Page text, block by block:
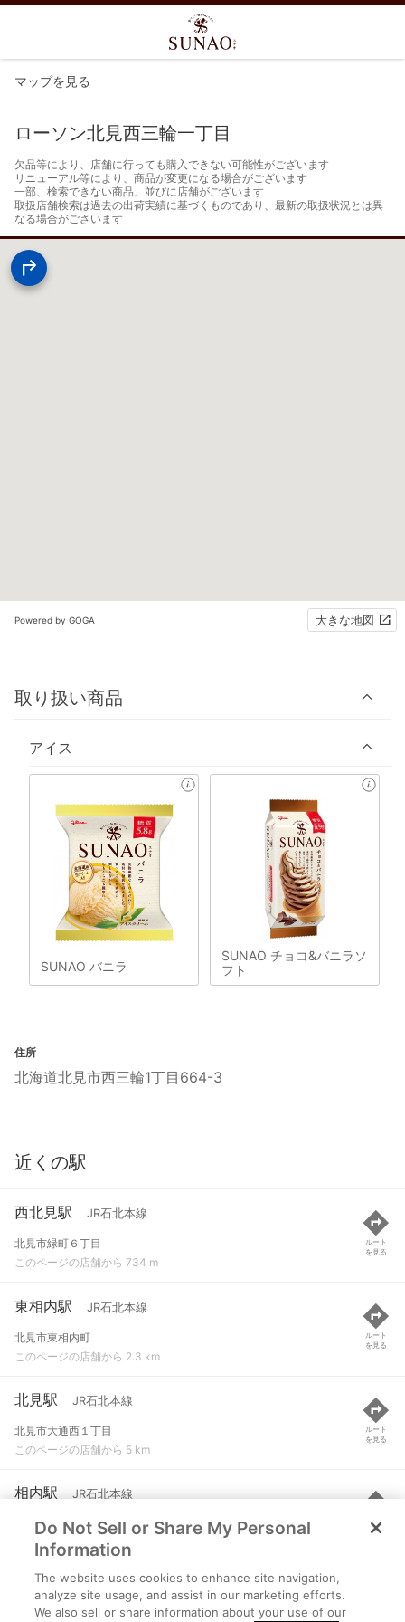
マップを見る
ローソン北見西三輪一丁目
欠品等により、店舗に行っても購入できない可能性がございます
リニューアル等により、商品が変更になる場合がございます
一部、検索できない商品、並びに店舗がございます
取扱店舗検索は過去の出荷実績に基づくものであり、最新の取扱状況とは異
なる場合がございます
Powered by GOGA 大きな地図
取り扱い商品
アイス
SUNAO バニラ
SUNAO チョコ&バニラソ
フト
住所
北海道北見市西三輪1丁目664-3
近くの駅
西北見駅 JR石北本線
北見市緑町６丁目
このページの店舗から 734 m
ルート
を見る
東相内駅 JR石北本線
北見市東相内町
このページの店舗から 2.3 km
ルート
を見る
北見駅 JR石北本線
北見市大通西１丁目
このページの店舗から 5 km
ルート
を見る
相内駅 JR石北本線
北見市相内町
このページの店舗から 6.4 km
ルート
を見る
柏陽駅 JR石北本線
北見市並木町
Do Not Sell or Share My Personal
Information
The website uses cookies to enhance site navigation,
analyze site usage, and assist in our marketing efforts.
We also sell or share information about your use of our